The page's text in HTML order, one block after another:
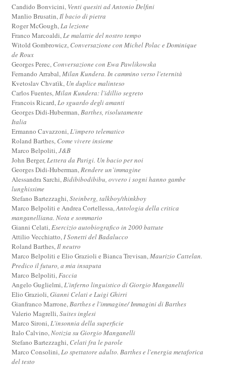
Candido Bonvicini, Venti quesiti ad Antonio Delfini
Manlio Brusatin,Il bacio di pietra
Roger McGough,La lezione
Franco Marcoaldi,Le malattie del nostro tempo
Witold Gombrowicz, Conversazione con Michel Polac e Dominique
de Roux
Georges Perec, Conversazione con Ewa Pawlikowska
Fernando Arrabal,Milan Kundera. In cammino verso l'eternità
Kvetoslav Chvatìk, Un duplice malinteso
Carlos Fuentes,Milan Kundera: l'idillio segreto
Francois Ricard,Lo sguardo degli amanti
Georges Didi-Huberman,Barthes, risolutamente
Italia
Ermanno Cavazzoni,L'impero telematico
Roland Barthes, Come vivere insieme
Marco Belpoliti,J&B
John Berger,Lettera da Parigi. Un bacio per noi
Georges Didi-Huberman,Rendere un’immagine
Alessandra Sarchi,Bidibibodibibu, ovvero i sogni hanno gambe
lunghissime
Stefano Bartezzaghi,Steinberg, talkboy/thinkboy
Marco Belpoliti e Andrea Cortellessa,Antologia della critica
manganelliana. Nota e sommario
Gianni Celati,Esercizio autobiografico in 2000 battute
Attilio Vecchiatto,I Sonetti del Badalucco
Roland Barthes,Il neutro
Marco Belpoliti e Elio Grazioli e Bianca Trevisan,Maurizio Cattelan.
Predico il futuro, a mia insaputa
Marco Belpoliti,Faccia
Angelo Guglielmi,L'inferno linguistico di Giorgio Manganelli
Elio Grazioli,Gianni Celati e Luigi Ghirri
Gianfranco Marrone,Barthes e l'immagine/ Immagini di Barthes
Valerio Magrelli,Suites inglesi
Marco Sironi,L'insonnia della superficie
Italo Calvino,Notizia su Giorgio Manganelli
Stefano Bartezzaghi, Celati fra le parole
Marco Consolini,Lo spettatore adulto. Barthes e l'energia metaforica
del testo